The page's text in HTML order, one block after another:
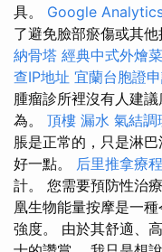
具。 Google
了避免臉部瘀傷或其他
納骨塔 經典中式外燴
查IP地址 宜蘭台胞證
腫瘤診所裡沒有人建
為。 頂樓 漏水 氣結調
脹是正常的，只是淋
好一點。 后里推拿療程
計。 您需要預防性治
凰生物能量按摩是一
強度。 由於其舒適、